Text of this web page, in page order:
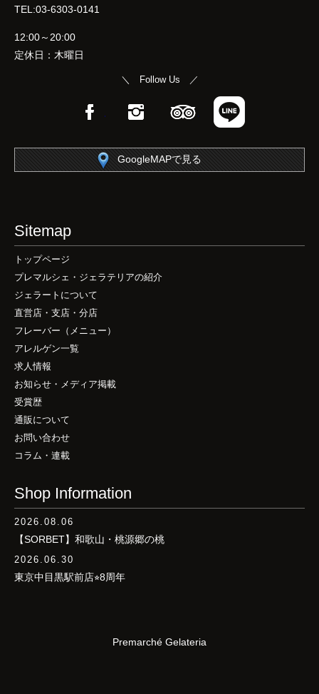
TEL:03-6303-0141
12:00～20:00
定休日：木曜日
＼ Follow Us ／
FacebookInstagramTripAdvisor
GoogleMAPで見る
Sitemap
トップページ
プレマルシェ・ジェラテリアの紹介
ジェラートについて
直営店・支店・分店
フレーバー（メニュー）
アレルゲン一覧
求人情報
お知らせ・メディア掲載
受賞歴
通販について
お問い合わせ
コラム・連載
Shop Information
2026.08.06
【SORBET】和歌山・桃源郷の桃
2026.06.30
東京中目黒駅前店⭐︎8周年
Premarché Gelateria